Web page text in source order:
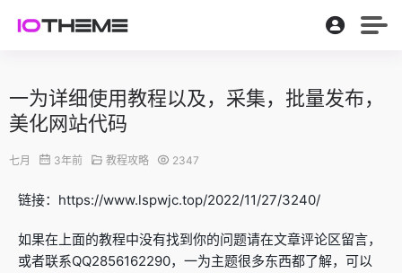
一为详细使用教程以及，采集，批量发布，
美化网站代码
七月 3年前 教程攻略 2347
链接：https://www.lspwjc.top/2022/11/27/3240/
如果在上面的教程中没有找到你的问题请在文章评论区留言，
或者联系QQ2856162290，一为主题很多东西都了解，可以